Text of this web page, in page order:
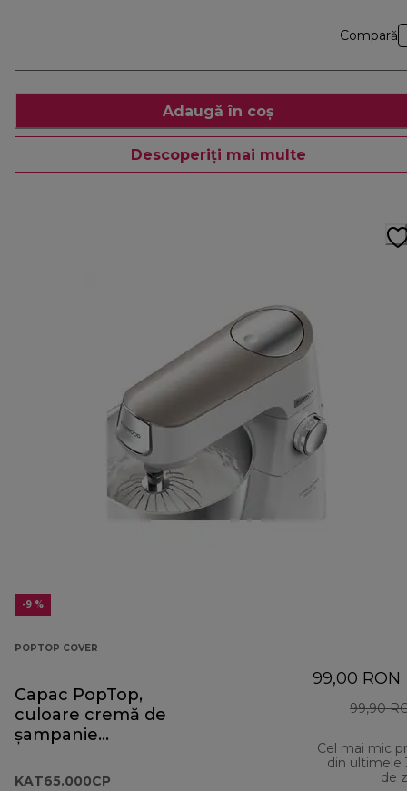
Compară
Adaugă în coș
Descoperiți mai multe
-9 %
POPTOP COVER
Capac PopTop,
culoare cremă de
șampanie
KAT65.000CP
99,00 RON
99,90
Cel mai mic
din ultimele
de